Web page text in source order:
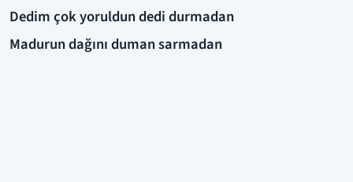
Dedim çok yoruldun dedi durmadan
Madurun dağını duman sarmadan